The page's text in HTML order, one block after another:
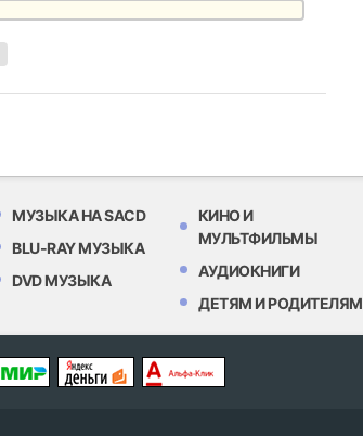
МУЗЫКА НА SACD
BLU-RAY МУЗЫКА
DVD МУЗЫКА
КИНО И
МУЛЬТФИЛЬМЫ
АУДИОКНИГИ
ДЕТЯМ И РОДИТЕЛЯМ